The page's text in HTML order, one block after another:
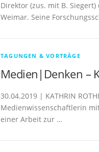
Direktor (zus. mit B.
Weimar. Seine
TAGUNGEN & VORTRÄGE
Medien|Denken –
30.04.2019 | KATHRIN
Medienwissenschaftlerin
einer Arbeit zur …